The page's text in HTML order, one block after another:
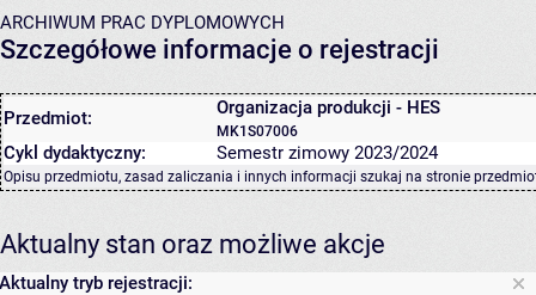
ARCHIWUM PRAC DYPLOMOWYCH
Szczegółowe informacje o rejestracji
Przedmiot: Organizacja produkcji - HES
MK1S07006
Cykl dydaktyczny: Semestr zimowy 2023/2024
Opisu przedmiotu, zasad zaliczania i innych informacji szukaj na stronie
Aktualny stan oraz możliwe akcje
Aktualny tryb rejestracji: